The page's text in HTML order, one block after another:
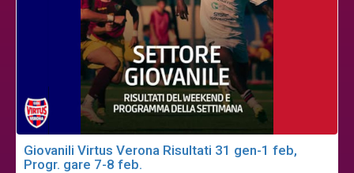
Giovanili Virtus Verona Risultati 31 gen-1 feb,
Progr. gare 7-8 feb.